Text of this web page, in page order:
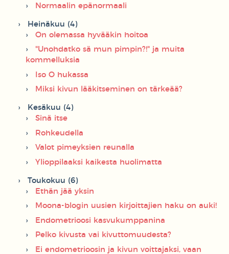
Normaalin epänormaali
Heinäkuu (4)
On olemassa hyvääkin hoitoa
"Unohdatko sä mun pimpin?!" ja muita
kommelluksia
Iso O hukassa
Miksi kivun lääkitseminen on tärkeää?
Kesäkuu (4)
Sinä itse
Rohkeudella
Valot pimeyksien reunalla
Ylioppilaaksi kaikesta huolimatta
Toukokuu (6)
Ethän jää yksin
Moona-blogin uusien kirjoittajien haku on auki!
Endometrioosi kasvukumppanina
Pelko kivusta vai kivuttomuudesta?
Ei endometrioosin ja kivun voittajaksi, vaan